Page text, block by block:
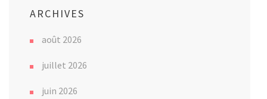
ARCHIVES
août 2026
juillet 2026
juin 2026